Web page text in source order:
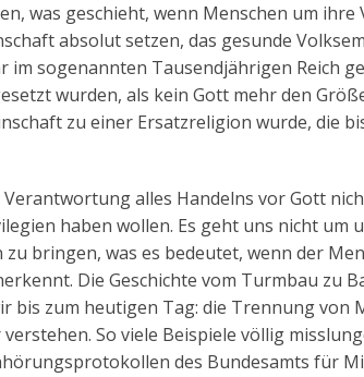
was geschieht, wenn Menschen um
absolut setzen, das gesunde
sogenannten Tausendjährigen Reich
wurden, als kein Gott mehr den
zu einer Ersatzreligion wurde, die
alles Handelns vor Gott
haben wollen. Es geht uns nicht um
bringen, was es bedeutet, wenn der
Die Geschichte vom Turmbau zu
bis zum heutigen Tag: die Trennung von
So viele Beispiele völlig
des Bundesamts für